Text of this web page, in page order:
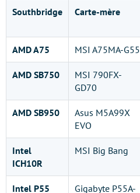
Southbridge Carte-mère
AMD A75 MSI A75MA-G55
AMD SB750
MSI 790FX-
GD70
AMD SB950
Asus M5A99X
EVO
Intel
ICH10R
MSI Big Bang
Intel P55
Gigabyte P55A-